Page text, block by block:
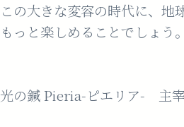
この大きな変容の時代に、地
もっと楽しめることでしょう。
光の鍼 Pieria-ピエリア- 主